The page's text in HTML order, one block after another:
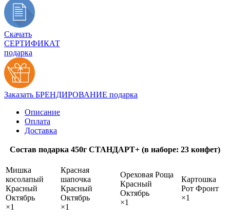
Скачать
СЕРТИФИКАТ
подарка
Заказать БРЕНДИРОВАНИЕ подарка
Описание
Оплата
Доставка
Состав подарка 450г СТАНДАРТ+ (в наборе: 23 конфет)
Мишка
косолапый
Красный
Октябрь
×1
Красная
шапочка
Красный
Октябрь
×1
Ореховая Роща
Красный
Октябрь
×1
Картошка
Рот Фронт
×1